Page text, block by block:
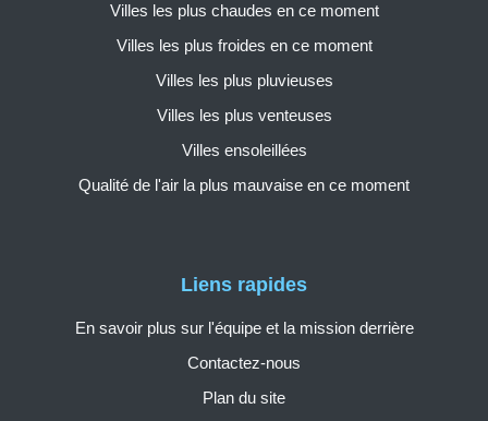
Liens rapides
En savoir plus sur l'équipe et la mission derrière
Contactez-nous
Plan du site
Villes les plus chaudes en ce moment
Villes les plus froides en ce moment
Villes les plus pluvieuses
Villes les plus venteuses
Villes ensoleillées
Qualité de l'air la plus mauvaise en ce moment